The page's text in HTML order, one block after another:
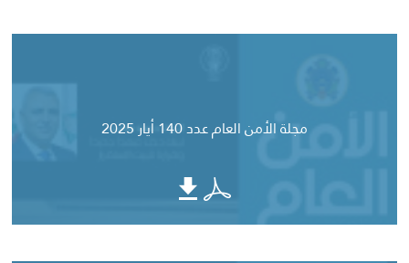
مجلة الأمن العام عدد 140 أيار 2025